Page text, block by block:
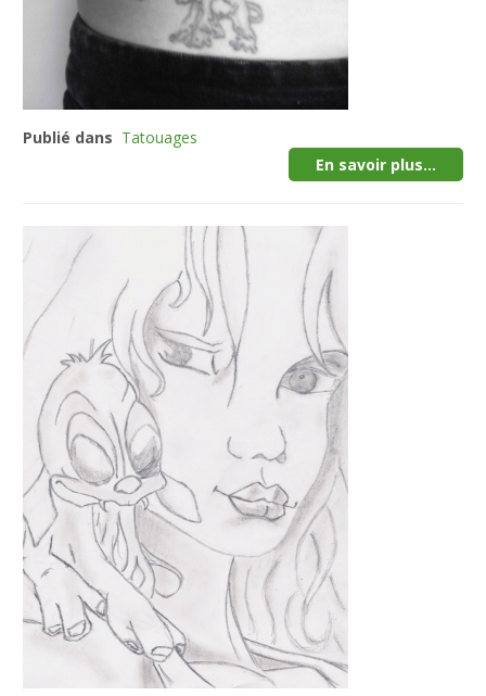
Publié dans Tatouages
En savoir plus...